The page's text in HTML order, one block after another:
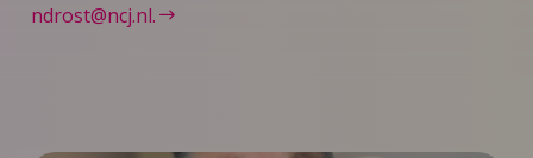
ndrost@ncj.nl.